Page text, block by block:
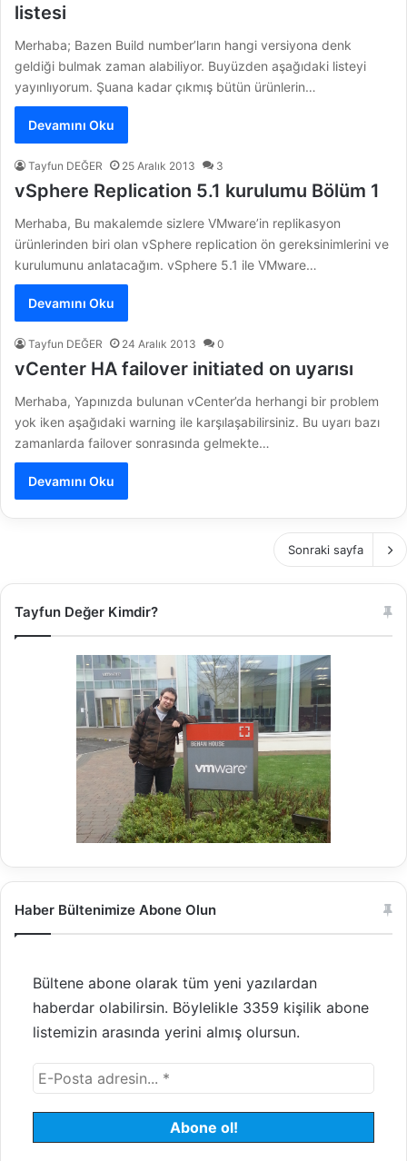
listesi
Merhaba; Bazen Build number’ların hangi versiyona denk
geldiği bulmak zaman alabiliyor. Buyüzden aşağıdaki listeyi
yayınlıyorum. Şuana kadar çıkmış bütün ürünlerin…
Devamını Oku
Tayfun DEĞER 25 Aralık 2013 3
vSphere Replication 5.1 kurulumu Bölüm 1
Merhaba, Bu makalemde sizlere VMware’in replikasyon
ürünlerinden biri olan vSphere replication ön gereksinimlerini ve
kurulumunu anlatacağım. vSphere 5.1 ile VMware…
Devamını Oku
Tayfun DEĞER 24 Aralık 2013 0
vCenter HA failover initiated on uyarısı
Merhaba, Yapınızda bulunan vCenter’da herhangi bir problem
yok iken aşağıdaki warning ile karşılaşabilirsiniz. Bu uyarı bazı
zamanlarda failover sonrasında gelmekte…
Devamını Oku
Sonraki sayfa
Tayfun Değer Kimdir?
Haber Bültenimize Abone Olun
Bültene abone olarak tüm yeni yazılardan
haberdar olabilirsin. Böylelikle 3359 kişilik abone
listemizin arasında yerini almış olursun.